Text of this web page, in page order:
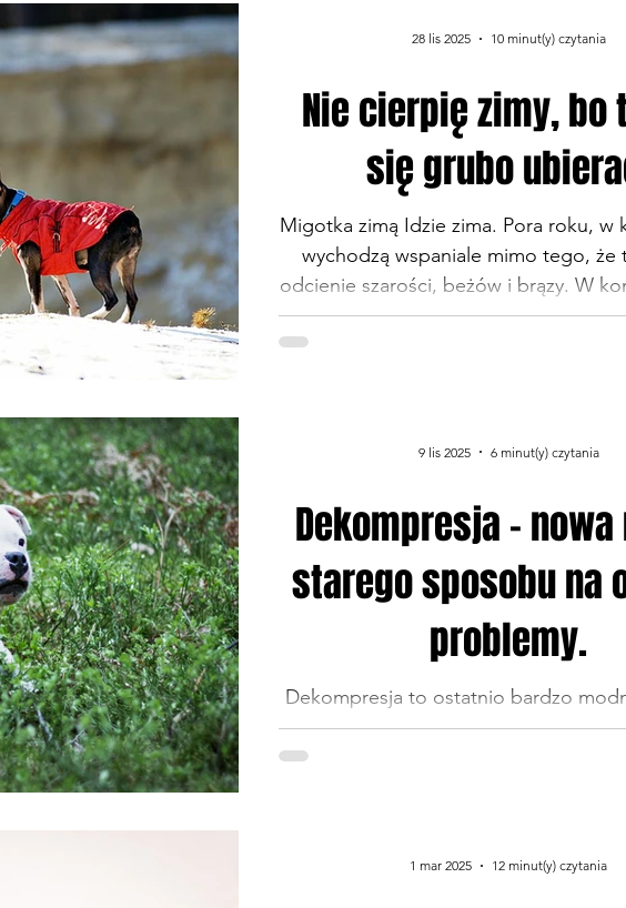
Nie cierpię zimy, bo
się grubo
Migotka zimą Idzie zima. Pora roku, w
wychodzą wspaniale mimo tego, że
odcienie szarości, beżów i brązy. W
aby chodzić na dłuuugie spacery.
zmulona przez upały i duchotę jaka
jakie trzeba założyć często irytuje. No i psy zimą
28 lis 2025 10 minut(y) czytania
Dekompresja - nowa
starego sposobu na
problemy.
Dekompresja to ostatnio bardzo
właścicieli psów hasełko. Gdzie nie
trąbi na około o dekompresji. Ah te
łask mogło powrócić należy zrobić z
9 lis 2025 6 minut(y) czytania
1 mar 2025 12 minut(y) czytania